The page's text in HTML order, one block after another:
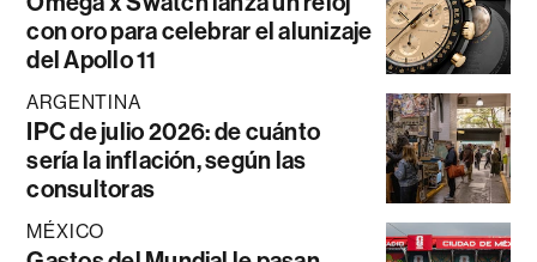
con oro para celebrar el alunizaje
del Apollo 11
ARGENTINA
IPC de julio 2026: de cuánto
sería la inflación, según las
consultoras
MÉXICO